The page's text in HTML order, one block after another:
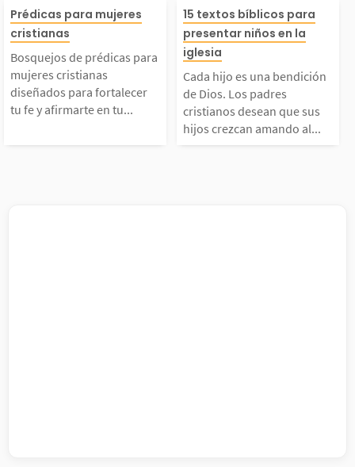
la diferenci
en su momento. Ella
actuaron conforme a
ona amada y
e has cruzado
a, que no
erdón....
de prédicas
mujeres cristian
diseñados para fort
tu fe y afirmart
Prédicas para mujeres
cristianas
Bosquejos de prédicas para
mujeres cristianas
diseñados para fortalecer
tu fe y afirmarte en tu...
Cada hijo es
ición de Dios.
res cristianos
que sus hijos
15 textos bíblicos para
presentar niños en la
iglesia
Cada hijo es una bendición
de Dios. Los padres
cristianos desean que sus
hijos crezcan amando al...